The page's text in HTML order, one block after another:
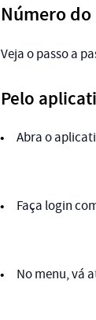
Número
Veja o passo a
Pelo
Abra o
Faça login
No menu, vá